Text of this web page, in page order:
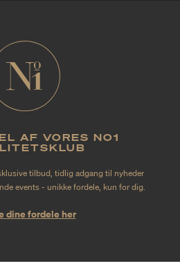
AF VORES NO1
tilbud, tidlig adgang til nyheder
events - unikke fordele, kun for dig.
dine fordele her